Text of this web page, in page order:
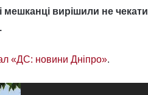
мешканці вирішили не чекати
«ДС: новини Дніпро».